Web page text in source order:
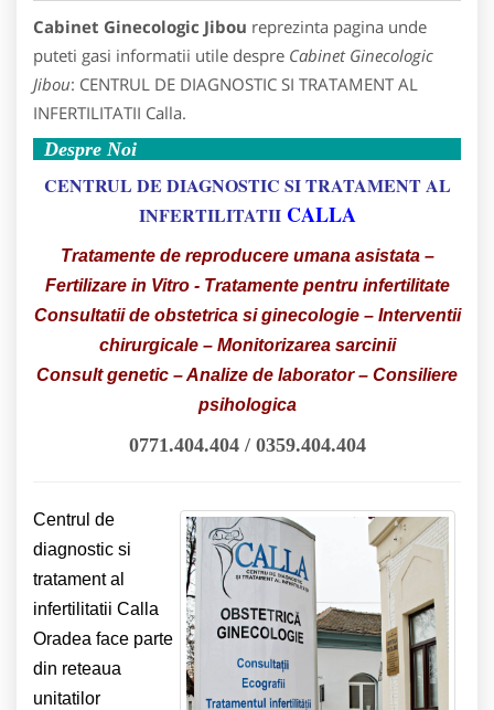
Cabinet Ginecologic Jibou reprezinta pagina unde
puteti gasi informatii utile despre Cabinet Ginecologic
Jibou: CENTRUL DE DIAGNOSTIC SI TRATAMENT AL
INFERTILITATII Calla.
Despre Noi
CENTRUL DE DIAGNOSTIC SI TRATAMENT AL
INFERTILITATII CALLA
Tratamente de reproducere umana asistata –
Fertilizare in Vitro - Tratamente pentru infertilitate
Consultatii de obstetrica si ginecologie – Interventii
chirurgicale – Monitorizarea sarcinii
Consult genetic – Analize de laborator – Consiliere
psihologica
0771.404.404 / 0359.404.404
Centrul de
diagnostic si
tratament al
infertilitatii Calla
Oradea face parte
din reteaua
unitatilor